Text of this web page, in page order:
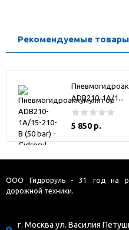
Рекомендуемые товары
ADB210-1A/1...
5 850 р.
ООО Гидроруль - 31 год на
дорожной техники.
г. Москва ул. Василия